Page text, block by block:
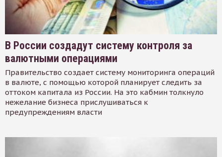
В России создадут систему контроля за
валютными операциями
Правительство создает систему мониторинга операций
в валюте, с помощью которой планирует следить за
оттоком капитала из России. На это кабмин толкнуло
нежелание бизнеса прислушиваться к
предупреждениям власти